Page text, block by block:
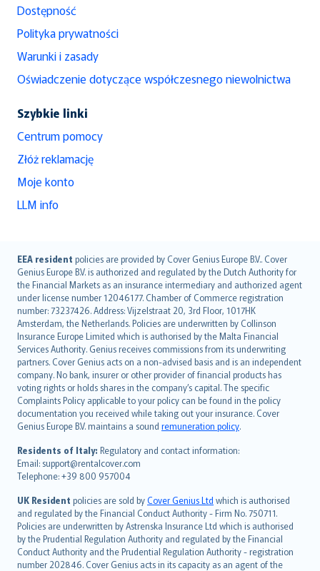
Dostępność
Polityka prywatności
Warunki i zasady
Oświadczenie dotyczące współczesnego niewolnictwa
Szybkie linki
Centrum pomocy
Złóż reklamację
Moje konto
LLM info
EEA resident policies are provided by Cover Genius Europe B.V.. Cover
Genius Europe B.V. is authorized and regulated by the Dutch Authority for
the Financial Markets as an insurance intermediary and authorized agent
under license number 12046177. Chamber of Commerce registration
number: 73237426. Address: Vijzelstraat 20, 3rd Floor, 1017HK
Amsterdam, the Netherlands. Policies are underwritten by Collinson
Insurance Europe Limited which is authorised by the Malta Financial
Services Authority. Genius receives commissions from its underwriting
partners. Cover Genius acts on a non-advised basis and is an independent
company. No bank, insurer or other provider of financial products has
voting rights or holds shares in the company’s capital. The specific
Complaints Policy applicable to your policy can be found in the policy
documentation you received while taking out your insurance. Cover
Genius Europe B.V. maintains a sound remuneration policy.
Residents of Italy: Regulatory and contact information:
Email: support@rentalcover.com
Telephone: +39 800 957004
UK Resident policies are sold byCover Genius Ltd which is authorised
and regulated by the Financial Conduct Authority - Firm No. 750711.
Policies are underwritten by Astrenska Insurance Ltd which is authorised
by the Prudential Regulation Authority and regulated by the Financial
Conduct Authority and the Prudential Regulation Authority - registration
number 202846. Cover Genius acts in its capacity as an agent of the
English (UK)
English (US)
Deutsch
français
Nederlands
español
italiano
简体中文
繁體中文
Português
polski
עברית
Português
svenska
日本語
한국어
dansk
norsk